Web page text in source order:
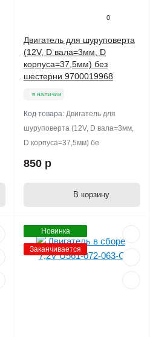
0
Двигатель для шуруповерта
(12V, D вала=3мм, D
корпуса=37,5мм) без
шестерни 9700019968
в наличии
Код товара: Двигатель для
шуруповерта (12V, D вала=3мм,
D корпуса=37,5мм) бе
850 р
В корзину
Новинка
Заканчивается